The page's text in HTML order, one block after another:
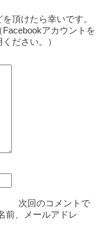
頂けたら幸いです。
アカウントを
ださい。）
次回のコメントで
前、メールアドレ